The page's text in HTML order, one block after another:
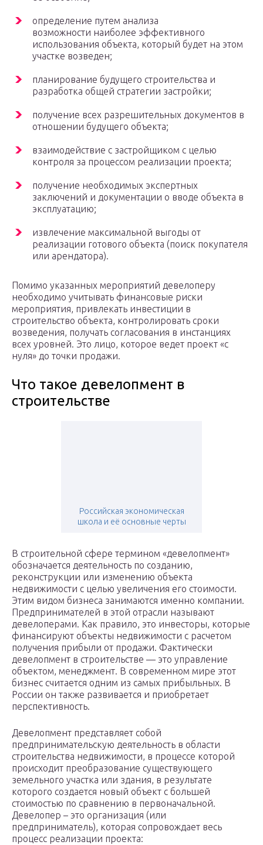
определение путем анализа
возможности наиболее эффективного
использования объекта, который будет на этом
участке возведен;
планирование будущего строительства и
разработка общей стратегии застройки;
получение всех разрешительных документов в
отношении будущего объекта;
взаимодействие с застройщиком с целью
контроля за процессом реализации проекта;
получение необходимых экспертных
заключений и документации о вводе объекта в
эксплуатацию;
извлечение максимальной выгоды от
реализации готового объекта (поиск покупателя
или арендатора).
Помимо указанных мероприятий девелоперу
необходимо учитывать финансовые риски
мероприятия, привлекать инвестиции в
строительство объекта, контролировать сроки
возведения, получать согласования в инстанциях
всех уровней. Это лицо, которое ведет проект «с
нуля» до точки продажи.
Что такое девелопмент в
строительстве
Российская экономическая
школа и её основные черты
В строительной сфере термином «девелопмент»
обозначается деятельность по созданию,
реконструкции или изменению объекта
недвижимости с целью увеличения его стоимости.
Этим видом бизнеса занимаются именно компании.
Предпринимателей в этой отрасли называют
девелоперами. Как правило, это инвесторы, которые
финансируют объекты недвижимости с расчетом
получения прибыли от продажи. Фактически
девелопмент в строительстве — это управление
объектом, менеджмент. В современном мире этот
бизнес считается одним из самых прибыльных. В
России он также развивается и приобретает
перспективность.
Девелопмент представляет собой
предпринимательскую деятельность в области
строительства недвижимости, в процессе которой
происходит преобразование существующего
земельного участка или здания, в результате
которого создается новый объект с большей
стоимостью по сравнению в первоначальной.
Девелопер – это организация (или
предприниматель), которая сопровождает весь
процесс реализации проекта: